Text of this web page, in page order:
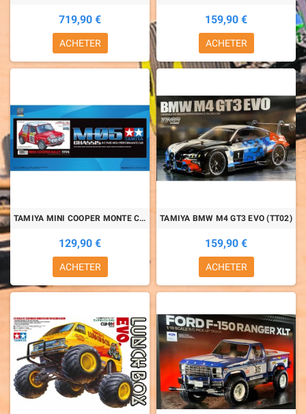
719,90 €
ACHETER
159,90 €
ACHETER
TAMIYA MINI COOPER MONTE CARLO (M05)
129,90 €
ACHETER
TAMIYA BMW M4 GT3 EVO (TT02)
159,90 €
ACHETER